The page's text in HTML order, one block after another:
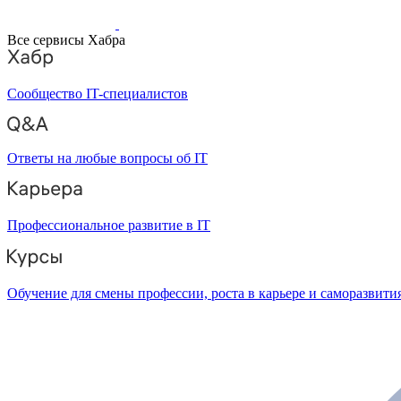
Все сервисы Хабра
Сообщество IT-специалистов
Ответы на любые вопросы об IT
Профессиональное развитие в IT
Обучение для смены профессии, роста в карьере и